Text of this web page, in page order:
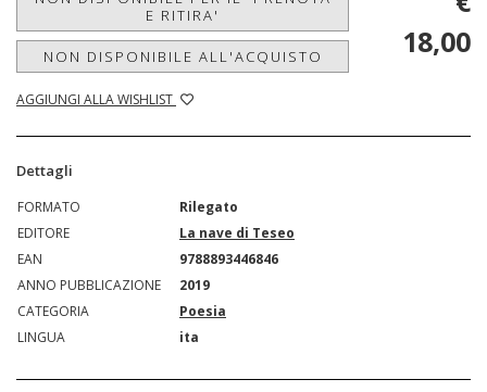
E RITIRA'
NON DISPONIBILE ALL'ACQUISTO
AGGIUNGI ALLA WISHLIST
18,00
Dettagli
FORMATO
Rilegato
EDITORE
La nave di Teseo
EAN
9788893446846
ANNO PUBBLICAZIONE
2019
CATEGORIA
Poesia
LINGUA
ita